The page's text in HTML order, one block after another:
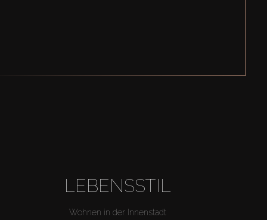
LEBENSSTIL
Wohnen in der Innenstadt